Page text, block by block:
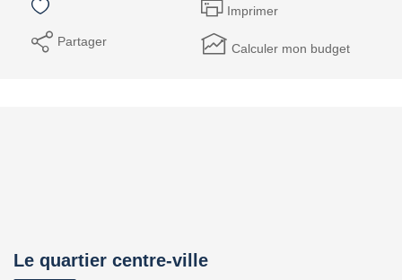
Imprimer
Partager Calculer mon budget
Le quartier centre-ville